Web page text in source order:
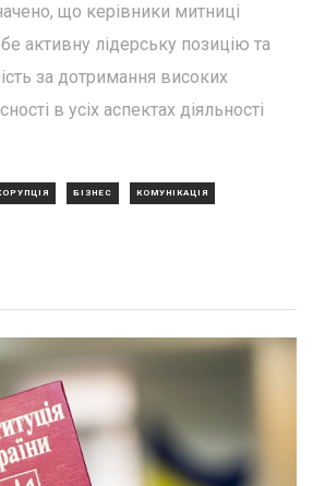
що керівники митниці
активну лідерську позицію та
за дотримання високих
в усіх аспектах діяльності
БІЗНЕС КОМУНІКАЦІЯ